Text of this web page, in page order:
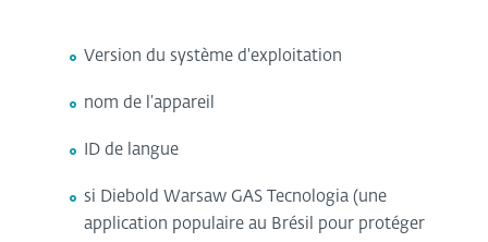
Version du système d'exploitation
nom de l’appareil
ID de langue
si Diebold Warsaw GAS Tecnologia (une
application populaire au Brésil pour protéger